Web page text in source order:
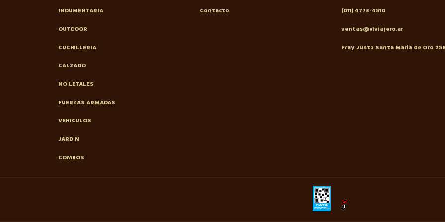
INDUMENTARIA
OUTDOOR
CUCHILLERIA
CALZADO
NO LETALES
FUERZAS ARMADAS
VEHICULOS
JARDIN
COMBOS
Contacto (011) 4773-4510
ventas@elviajero.ar
Fray Justo Santa Maria de Oro